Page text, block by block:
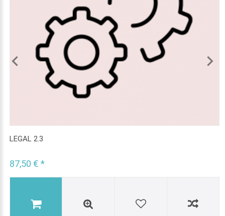
LEGAL 2.3
87,50 € *